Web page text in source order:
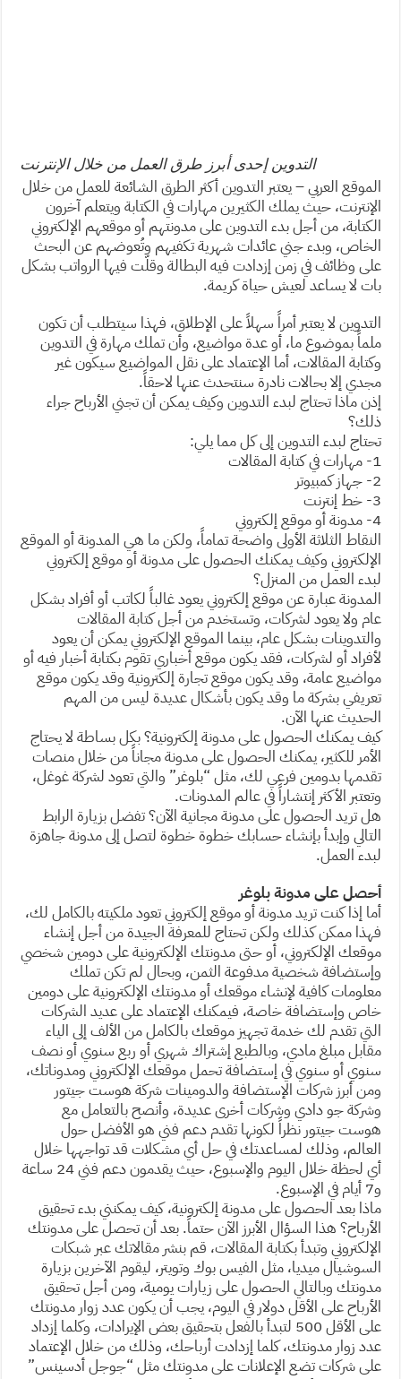
التدوين إحدى أبرز طرق العمل من خلال الإنترنت
الموقع العربي – يعتبر التدوين أكثر الطرق الشائعة للعمل من خلال
الإنترنت، حيث يملك الكثيرين مهارات في الكتابة ويتعلم آخرون
الكتابة، من أجل بدء التدوين على مدونتهم أو موقعهم الإلكتروني
الخاص، وبدء جني عائدات شهرية تكفيهم وتُعوضهم عن البحث
على وظائف في زمن إزدادت فيه البطالة وقلّت فيها الرواتب بشكل
بات لا يساعد لعيش حياة كريمة.
التدوين لا يعتبر أمراً سهلاً على الإطلاق، فهذا سيتطلب أن تكون
ملماً بموضوع ما، أو عدة مواضيع، وأن تملك مهارة في التدوين
وكتابة المقالات، أما الإعتماد على نقل المواضيع سيكون غير
مجدي إلا بحالات نادرة سنتحدث عنها لاحقاً.
إذن ماذا تحتاج لبدء التدوين وكيف يمكن أن تجني الأرباح جراء
ذلك؟
تحتاج لبدء التدوين إلى كل مما يلي:
1- مهارات في كتابة المقالات
2- جهاز كمبيوتر
3- خط إنترنت
4- مدونة أو موقع إلكتروني
النقاط الثلاثة الأولى واضحة تماماً، ولكن ما هي المدونة أو الموقع
الإلكتروني وكيف يمكنك الحصول على مدونة أو موقع إلكتروني
لبدء العمل من المنزل؟
المدونة عبارة عن موقع إلكتروني يعود غالباً لكاتب أو أفراد بشكل
عام ولا يعود لشركات، وتستخدم من أجل كتابة المقالات
والتدوينات بشكل عام، بينما الموقع الإلكتروني يمكن أن يعود
لأفراد أو لشركات، فقد يكون موقع أخباري تقوم بكتابة أخبار فيه أو
مواضيع عامة، وقد يكون موقع تجارة إلكترونية وقد يكون موقع
تعريفي بشركة ما وقد يكون بأشكال عديدة ليس من المهم
الحديث عنها الآن.
كيف يمكنك الحصول على مدونة إلكترونية؟ بكل بساطة لا يحتاج
الأمر للكثير، يمكنك الحصول على مدونة مجاناً من خلال منصات
تقدمها بدومين فرعي لك، مثل “بلوغر” والتي تعود لشركة غوغل،
وتعتبر الأكثر إنتشاراً في عالم المدونات.
هل تريد الحصول على مدونة مجانية الآن؟ تفضل بزيارة الرابط
التالي وإبدأ بإنشاء حسابك خطوة خطوة لتصل إلى مدونة جاهزة
لبدء العمل.
أحصل على مدونة بلوغر
أما إذا كنت تريد مدونة أو موقع إلكتروني تعود ملكيته بالكامل لك،
فهذا ممكن كذلك ولكن تحتاج للمعرفة الجيدة من أجل إنشاء
موقعك الإلكتروني، أو حتى مدونتك الإلكترونية على دومين شخصي
وإستضافة شخصية مدفوعة الثمن، وبحال لم تكن تملك
معلومات كافية لإنشاء موقعك أو مدونتك الإلكترونية على دومين
خاص وإستضافة خاصة، فيمكنك الإعتماد على عديد الشركات
التي تقدم لك خدمة تجهيز موقعك بالكامل من الألف إلى الياء
مقابل مبلغ مادي، وبالطبع إشتراك شهري أو ربع سنوي أو نصف
سنوي أو سنوي في إستضافة تحمل موقعك الإلكتروني ومدوناتك،
ومن أبرز شركات الإستضافة والدومينات شركة هوست جيتور
وشركة جو دادي وشركات أخرى عديدة، وأنصح بالتعامل مع
هوست جيتور نظراً لكونها تقدم دعم فني هو الأفضل حول
العالم، وذلك لمساعدتك في حل أي مشكلات قد تواجهها خلال
أي لحظة خلال اليوم والإسبوع، حيث يقدمون دعم فني 24 ساعة
و7 أيام في الإسبوع.
ماذا بعد الحصول على مدونة إلكترونية، كيف يمكنني بدء تحقيق
الأرباح؟ هذا السؤال الأبرز الآن حتماً. بعد أن تحصل على مدونتك
الإلكتروني وتبدأ بكتابة المقالات، قم بنشر مقالاتك عبر شبكات
السوشيال ميديا، مثل الفيس بوك وتويتر، ليقوم الآخرين بزيارة
مدونتك وبالتالي الحصول على زيارات يومية، ومن أجل تحقيق
الأرباح على الأقل دولار في اليوم، يجب أن يكون عدد زوار مدونتك
على الأقل 500 لتبدأ بالفعل بتحقيق بعض الإيرادات، وكلما إزداد
عدد زوار مدونتك، كلما إزدادت أرباحك، وذلك من خلال الإعتماد
على شركات تضع الإعلانات على مدونتك مثل “جوجل أدسينس”